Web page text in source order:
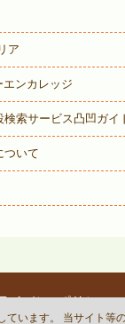
ア
ンカレッジ
検索サービス凸凹ガイ
ついて
イバシーポリシー
ています。 当サイト等